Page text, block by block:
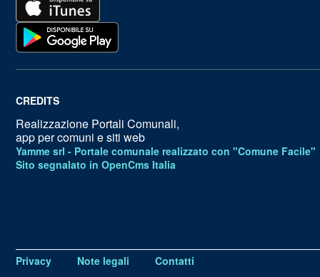
CREDITS
Realizzazione Portali Comunali,
app per comuni e siti web
Yamme srl - Portale comunale realizzato con "Comune Facile"
Sito segnalato in OpenCms Italia
Privacy Note legali Contatti